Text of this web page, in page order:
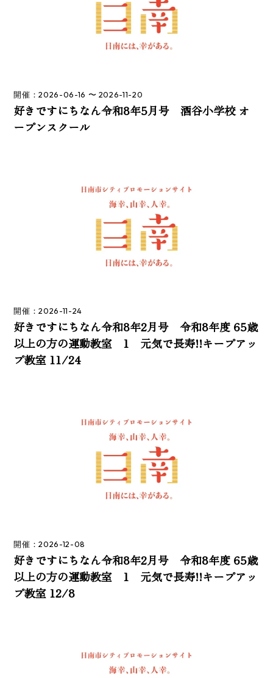
開催：2026-06-16 〜 2026-11-20
好きですにちなん令和8年5月号 酒谷小学校 オ
ープンスクール
開催：2026-11-24
好きですにちなん令和8年2月号 令和8年度 65歳
以上の方の運動教室 1 元気で長寿!!キープアッ
プ教室 11/24
開催：2026-12-08
好きですにちなん令和8年2月号 令和8年度 65歳
以上の方の運動教室 1 元気で長寿!!キープアッ
プ教室 12/8